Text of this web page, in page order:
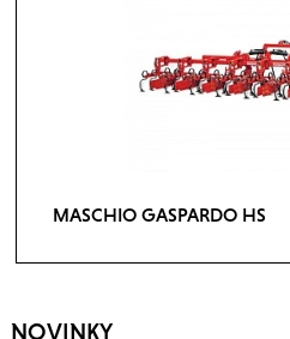
MASCHIO GASPARDO HS
NOVINKY